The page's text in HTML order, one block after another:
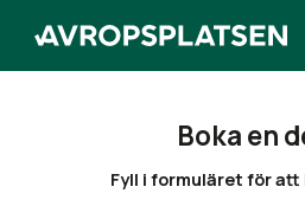
Boka en
Fyll i formuläret för att